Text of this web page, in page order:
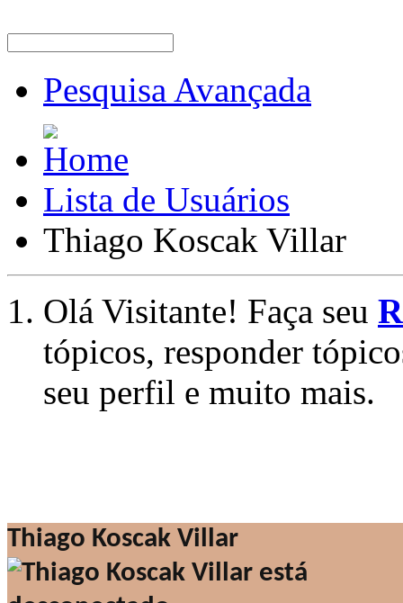
Pesquisa Avançada
Lista de Usuários
Thiago Koscak Villar
Olá Visitante! Faça seu
tópicos, responder
seu perfil e muito mais.
Thiago Koscak Villar